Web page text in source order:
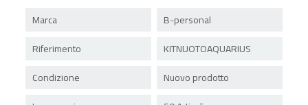
Marca
B-personal
Riferimento
KITNUOTOAQUARIUS
Condizione
Nuovo prodotto